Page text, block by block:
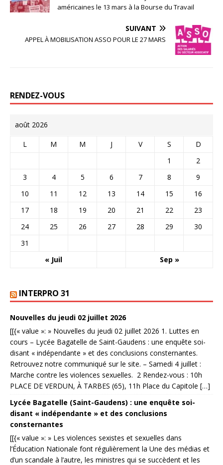
américaines le 13 mars à la Bourse du Travail
SUIVANT
APPEL À MOBILISATION ASSO POUR LE 27 MARS
RENDEZ-VOUS
août 2026
L M M J V S
D
1
2
3
4 5 6 7 8
9
10
11 12 13 14 15
16
17
18 19 20 21 22
23
24
25 26 27 28 29
30
31
« Juil
Sep »
INTERPRO 31
Nouvelles du jeudi 02 juillet 2026
[[{« value »: » Nouvelles du jeudi 02 juillet 2026 1. Luttes en
cours – Lycée Bagatelle de Saint-Gaudens : une enquête soi-
disant « indépendante » et des conclusions consternantes.
Retrouvez notre communiqué sur le site. – Samedi 4 juillet :
Marche contre les violences sexuelles. 2 Rendez-vous : 10h
PLACE DE VERDUN, À TARBES (65), 11h Place du Capitole […]
Lycée Bagatelle (Saint-Gaudens) : une enquête soi-
disant « indépendante » et des conclusions
consternantes
[[{« value »: » Les violences sexistes et sexuelles dans
l’Éducation Nationale font régulièrement la Une des médias et
d’un scandale à l’autre, les ministres qui se succèdent et les